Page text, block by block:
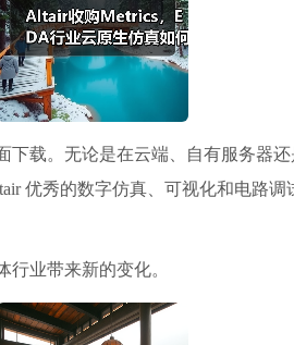
载。无论是在云端、自有服务器
优秀的数字仿真、可视化和电路
业带来新的变化。